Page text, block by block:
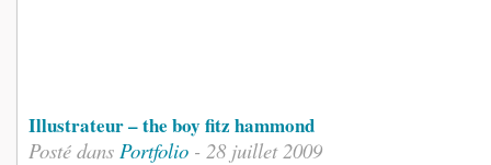
Illustrateur – the boy fitz hammond
Posté dans Portfolio - 28 juillet 2009